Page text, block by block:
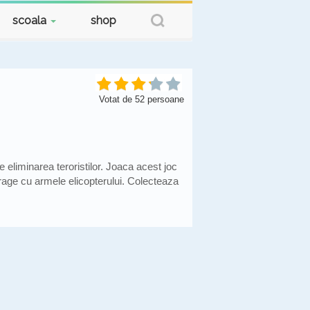
scoala shop
Votat de 52 persoane
eliminarea teroristilor. Joaca acest joc
cu armele elicopterului. Colecteaza